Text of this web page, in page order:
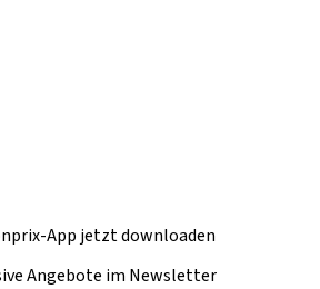
App jetzt downloaden
Angebote im Newsletter